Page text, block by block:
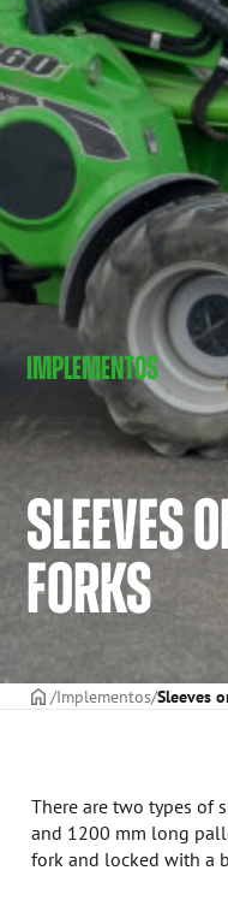
IMPLEMENTOS
SLEEVES
FORKS
CAPAImplementos Sleeves
There are two types of
and 1200 mm long
fork and locked with a